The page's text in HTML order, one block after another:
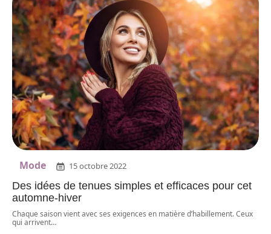
Mode 15 octobre 2022
Des idées de tenues simples et efficaces pour cet
automne-hiver
Chaque saison vient avec ses exigences en matière d’habillement. Ceux
qui arrivent…